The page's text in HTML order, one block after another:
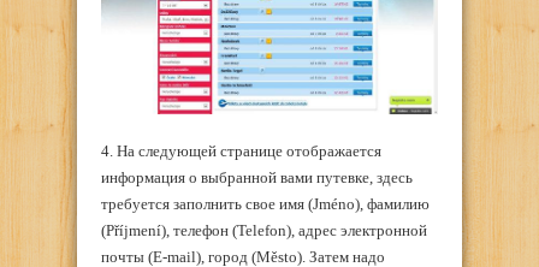
4. На следующей странице отображается
информация о выбранной вами путевке, здесь
требуется заполнить свое имя (Jméno), фамилию
(Příjmení), телефон (Telefon), адрес электронной
почты (E-mail), город (Město). Затем надо